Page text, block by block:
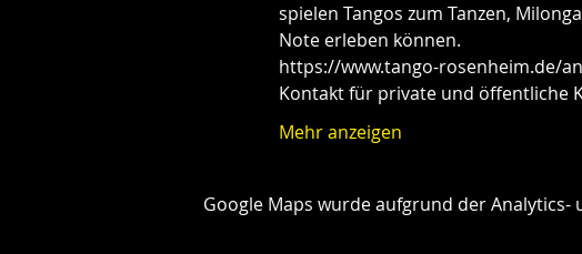
spielen Tangos zum Tanzen,
Note erleben können.
https://www.tango-rosenheim.de/
Kontakt für private und öffentliche
Mehr anzeigen
Google Maps wurde aufgrund der